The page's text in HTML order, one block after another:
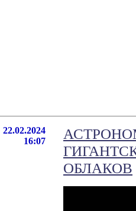
22.02.2024
16:07
ОБЛАКОВ